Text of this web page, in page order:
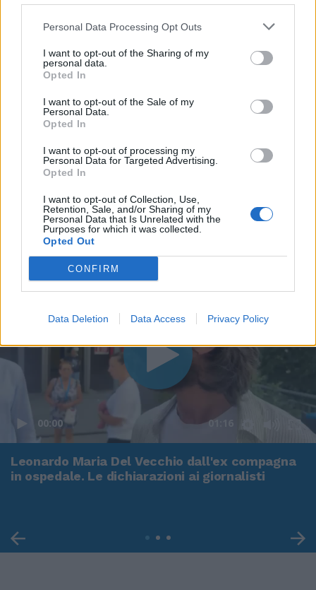
Personal Data Processing Opt Outs
I want to opt-out of the Sharing of my
personal data.
Opted In
I want to opt-out of the Sale of my
Personal Data.
Opted In
I want to opt-out of processing my
Personal Data for Targeted Advertising.
Opted In
I want to opt-out of Collection, Use,
Retention, Sale, and/or Sharing of my
Personal Data that Is Unrelated with the
Purposes for which it was collected.
Opted Out
CONFIRM
Data Deletion Data Access Privacy Policy
00:00 01:16
Leonardo Maria Del Vecchio dall'ex compagna
in ospedale. Le dichiarazioni ai giornalisti